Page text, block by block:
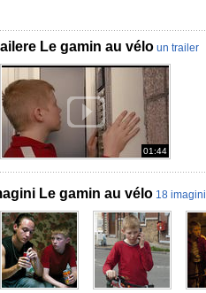
Le gamin au vélo un trailer
01:44
Le gamin au vélo 18 imagini